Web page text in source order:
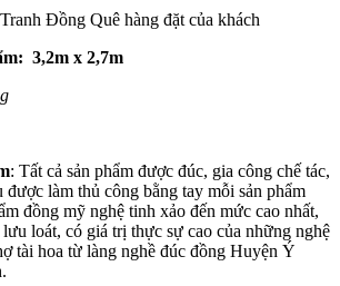
Tranh Đồng Quê hàng đặt của khách
3,2m x 2,7m
: Tất cả sản phẩm được đúc, gia công chế tác,
được làm thủ công bằng tay mỗi sản phẩm
đồng mỹ nghệ tinh xảo đến mức cao nhất,
loát, có giá trị thực sự cao của những nghệ
tài hoa từ làng nghề đúc đồng Huyện Ý